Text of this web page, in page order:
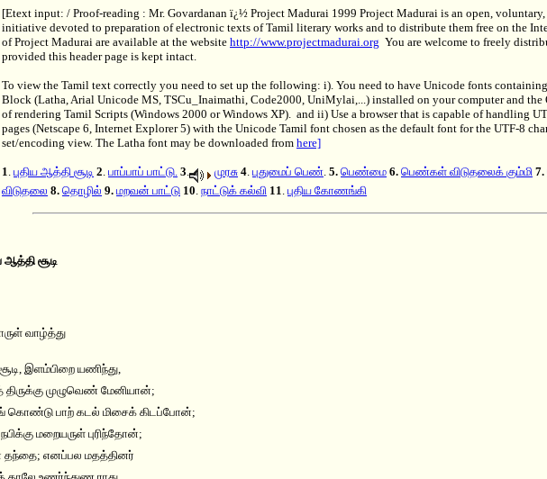
[Etext input: / Proof-reading : Mr. Govardanan ï¿½ Project Madurai 1999 Project Madurai is an open,
initiative devoted to preparation of electronic texts of Tamil literary works and to distribute them free on the
of Project Madurai are available at the website http://www.projectmadurai.org You are welcome to freely
provided this header page is kept intact.
To view the Tamil text correctly you need to set up the following: i). You need to have Unicode fonts
Block (Latha, Arial Unicode MS, TSCu_Inaimathi, Code2000, UniMylai,...) installed on your computer and the
of rendering Tamil Scripts (Windows 2000 or Windows XP). and ii) Use a browser that is capable of handling
pages (Netscape 6, Internet Explorer 5) with the Unicode Tamil font chosen as the default font for the UTF-8
set/encoding view. The Latha font may be downloaded from here]
1. புதிய ஆத்தி சூட 2. பாப்பாப் பாட்டு. 3. முரசு 4. புதுமைப் பெண். 5. பெண்ம 6. பெண்கள் விடுதலைக் கும்மி 7.
விடுதலை 8. தொழில 9. மறவன் பாட்ட 10. நாட்டுக் கல்வ 11. புதிய கோணங்கி
ஆத்தி சூடி
வாழ்த்து
இளம்பிறை யணிந்து,
முழுவெண் மேனியான்;
கொண்டு பாற் கடல் மிசைக் கிடப்போன்;
மறையருள் புரிந்தோன்;
தந்தை; எனப்பல மதத்தினர்